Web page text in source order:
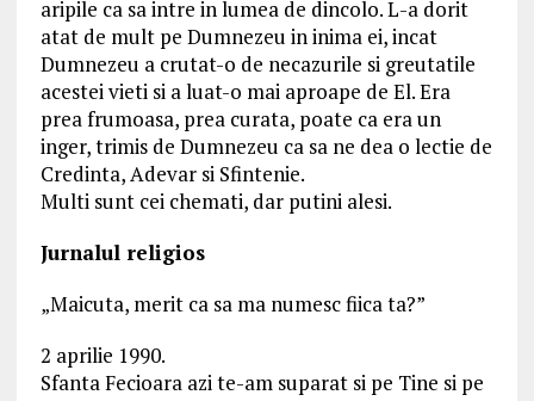
aripile ca sa intre in lumea de dincolo. L-a dorit
atat de mult pe Dumnezeu in inima ei, incat
Dumnezeu a crutat-o de necazurile si greutatile
acestei vieti si a luat-o mai aproape de El. Era
prea frumoasa, prea curata, poate ca era un
inger, trimis de Dumnezeu ca sa ne dea o lectie de
Credinta, Adevar si Sfintenie.
Multi sunt cei chemati, dar putini alesi.
Jurnalul religios
„Maicuta, merit ca sa ma numesc fiica ta?”
2 aprilie 1990.
Sfanta Fecioara azi te-am suparat si pe Tine si pe